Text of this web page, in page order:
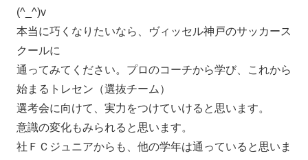
(^_^)v
本当に巧くなりたいなら、ヴィッセル神戸のサッカース
クールに
通ってみてください。プロのコーチから学び、これから
始まるトレセン（選抜チーム）
選考会に向けて、実力をつけていけると思います。
意識の変化もみられると思います。
社ＦＣジュニアからも、他の学年は通っていると思いま